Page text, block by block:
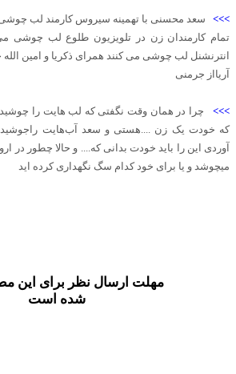
>>> سعد محسنی با تهمينه سيروس کارمند لب چوشی
تمام کارمندان زن در تلویزیون طلوع لب چوشی می
انترنشنل لب چوشی می کنند همرای ذکریا و امین الله
آریااز جرمنی
>>> چرا در همان وقت نگفتی که لب هایت را
که خودت یک زن ....هستی و سعد آب‌هایت راجوشید
آوردی این را باید خودت بدانی که.... و حالا چطور در
میچوشد و یا برای خود کدام سگ نگهداری کرده اید
مهلت ارسال نظر برای این
شده است